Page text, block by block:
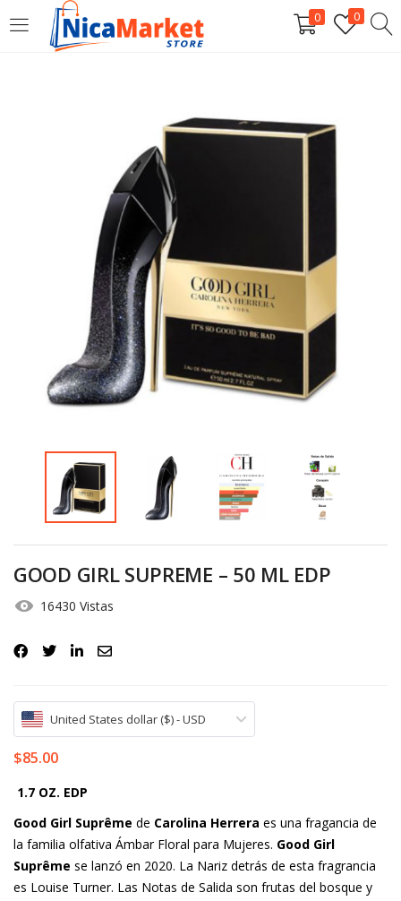
0 0
INICIAR SESIÓN
Por favor, introduce una respuesta en dígitos:
Recordarme
Olvidó la contraseña?
GOOD GIRL SUPREME – 50 ML EDP
16430 Vistas
United States dollar ($) - USD
$85.00
1.7 OZ. EDP
Good Girl Suprême de Carolina Herrera es una fragancia de
la familia olfativa Ámbar Floral para Mujeres. Good Girl
Suprême se lanzó en 2020. La Nariz detrás de esta fragrancia
es Louise Turner. Las Notas de Salida son frutas del bosque y